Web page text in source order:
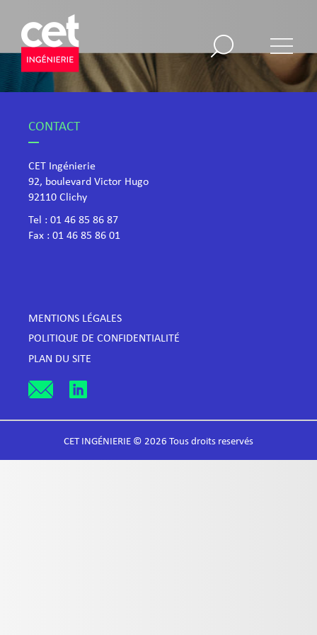
CONTACT
CET Ingénierie
92, boulevard Victor Hugo
​92110 Clichy
Tel : 01 46 85 86 87
Fax : 01 46 85 86 01
MENTIONS LÉGALES
POLITIQUE DE CONFIDENTIALITÉ
PLAN DU SITE
CET INGÉNIERIE © 2026 Tous droits reservés